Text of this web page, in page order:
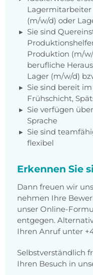
(m/w/d) oder
Sie sind
Produktion (m/
berufliche
Lager (m/w/d)
Sie sind bereit
Frühschicht,
Sie verfügen
Sprache
Sie sind
flexibel
Erkennen Sie
Dann freuen wir
nehmen Ihre
unser Online-
entgegen.
Ihren Anruf unter
Selbstverständlich
Ihren Besuch in